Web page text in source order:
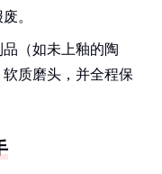
。
品（如未上釉的陶
质磨头，并全程保